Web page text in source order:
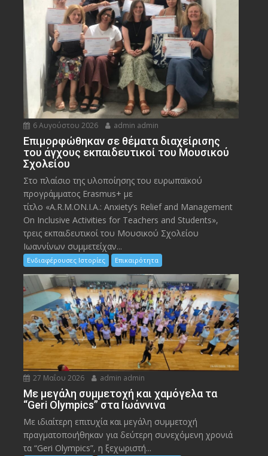
6 Αυγούστου 2026 admin admin
Eπιμορφώθηκαν σε θέματα διαχείρισης
του άγχους εκπαιδευτικοί του Μουσικού
Σχολείου
Στο πλαίσιο της υλοποίησης του ευρωπαϊκού
προγράμματος Erasmus+ με
τίτλο «A.R.M.ON.I.A.: Anxiety’s Relief and Management
On Inclusive Activities for Teachers and Students»,
τρεις εκπαιδευτικοί του Μουσικού Σχολείου
Ιωαννίνων συμμετείχαν...
Ενδιαφέρουσες Ιστορίες Επικαιρότητα
27 Μαΐου 2026 admin admin
Με μεγάλη συμμετοχή και χαμόγελα τα
“Geri Olympics” στα Ιωάννινα
Με ιδιαίτερη επιτυχία και μεγάλη συμμετοχή
πραγματοποιήθηκαν για δεύτερη συνεχόμενη χρονιά
τα “Geri Olympics”, η ξεχωριστή...